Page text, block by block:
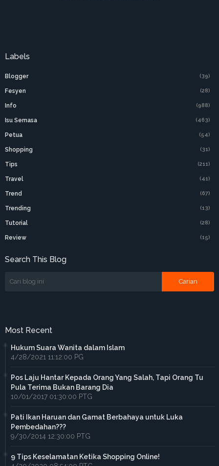
Labels
Blogger (39)
Fesyen (28)
Info (988)
Isu Semasa (463)
Petua (54)
Shopping (31)
Tips (211)
Travel (41)
Trend (67)
Trending (13)
Tutorial (28)
Review (15)
Search This Blog
Most Recent
Hukum Suara Wanita dalam Islam
4/28/2021 11:12:00 PG
Pos Laju Hantar Kepada Orang Yang Salah, Tapi Orang Tu
Pula Terima Bukan Barang Dia
10/01/2017 01:30:00 PTG
Pati Ikan Haruan dan Gamat Berbahaya untuk Luka
Pembedahan???
9/30/2014 12:30:00 PTG
9 Tips Keselamatan Ketika Shopping Online!